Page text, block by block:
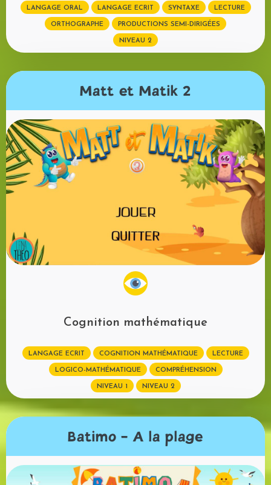
LANGAGE ORAL LANGAGE ECRIT SYNTAXE LECTURE
ORTHOGRAPHE PRODUCTIONS SEMI-DIRIGÉES
NIVEAU 2
Matt et Matik 2
Cognition mathématique
LANGAGE ECRIT COGNITION MATHÉMATIQUE LECTURE
LOGICO-MATHÉMATIQUE COMPRÉHENSION
NIVEAU 1 NIVEAU 2
Batimo - A la plage